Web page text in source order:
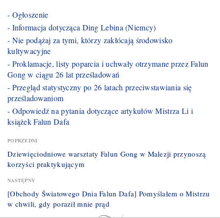
- Ogłoszenie
- Informacja dotycząca Ding Lebina (Niemcy)
- Nie podążaj za tymi, którzy zakłócają środowisko
kultywacyjne
- Proklamacje, listy poparcia i uchwały otrzymane przez Falun
Gong w ciągu 26 lat prześladowań
- Przegląd statystyczny po 26 latach przeciwstawiania się
prześladowaniom
- Odpowiedź na pytania dotyczące artykułów Mistrza Li i
książek Falun Dafa
POPRZEDNI
Dziewięciodniowe warsztaty Falun Gong w Malezji przynoszą
korzyści praktykującym
NASTĘPNY
[Obchody Światowego Dnia Falun Dafa] Pomyślałem o Mistrzu
w chwili, gdy poraził mnie prąd